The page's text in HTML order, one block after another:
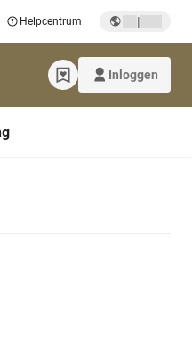
Helpcentrum |
Inloggen